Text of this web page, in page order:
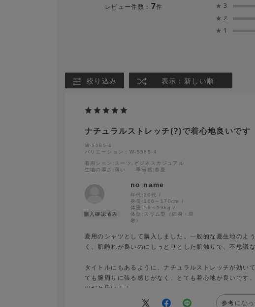
レビュー件数： 7件 ★ 3
★ 2
★ 1
絞り込み 表示：新しい順
ナチュラルストレッチ(?)で着心地良いです
W-5585-4
バリエーション：W-5585-4
着用シーン :スーツ,ビジネスカジュアル
生地の厚さ :薄い 季節感:春夏
no name
年代: 20代
身長: 166～170cm
体重: 55～59kg
体型: スリム型（細身・華
奢）
夏用のシャツとして購入しました。一般的な夏生地のよ
く、肌離れが良いのにしっとりとした肌触りで、不思議
タイトルにもあるように、ナチュラルストレッチが効い
ても腕周りに張る感じがなく、とても着心地が良いです
ツだと思います。
参考になっ